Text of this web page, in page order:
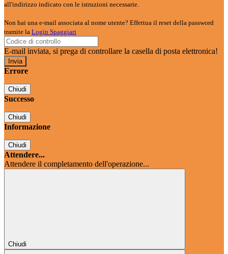
all'indirizzo indicato con le istruzioni necessarie.
Non hai una e-mail associata al nome utente? Effettua il reset della password
tramite la Login Spaggiari
E-mail inviata, si prega di controllare la casella di posta elettronica!
Errore
Chiudi
Successo
Chiudi
Informazione
Chiudi
Attendere...
Attendere il completamento dell'operazione...
Chiudi